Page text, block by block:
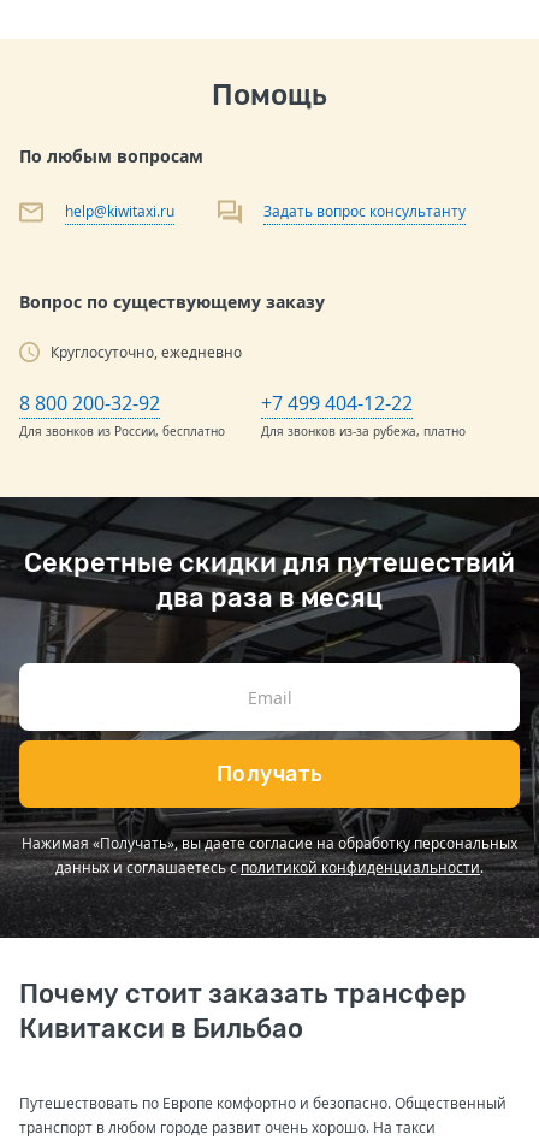
Помощь
По любым вопросам
help@kiwitaxi.ru Задать вопрос консультанту
Вопрос по существующему заказу
Круглосуточно, ежедневно
8 800 200-32-92
Для звонков из России, бесплатно
+7 499 404-12-22
Для звонков из-за рубежа, платно
Секретные скидки для путешествий
два раза в месяц
Получать
Нажимая «Получать», вы даете согласие на обработку персональных
данных и соглашаетесь сполитикой конфиденциальности.
Почему стоит заказать трансфер
Кивитакси в Бильбао
Путешествовать по Европе комфортно и безопасно. Общественный
транспорт в любом городе развит очень хорошо. На такси